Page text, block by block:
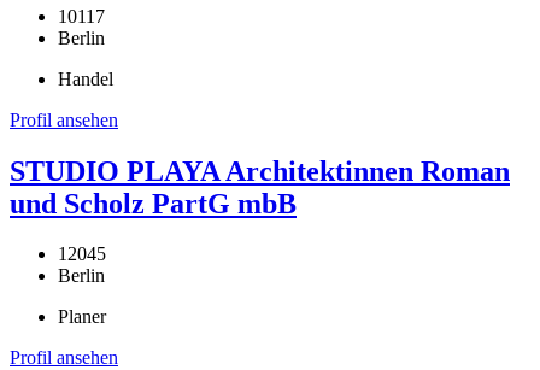
10117
Berlin
Handel
Profil ansehen
STUDIO PLAYA Architektinnen Roman
und Scholz PartG mbB
12045
Berlin
Planer
Profil ansehen